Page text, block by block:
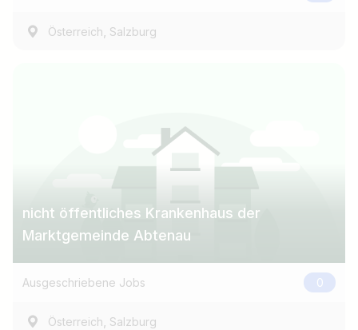
Österreich, Salzburg
nicht öffentliches Krankenhaus der
Marktgemeinde Abtenau
Ausgeschriebene Jobs 0
Österreich, Salzburg